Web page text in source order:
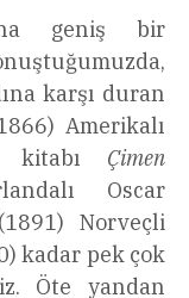
geniş bir
karşı duran
Amerikalı
kitabı Çimen
Oscar
Norveçli
kadar pek çok
Öte yandan